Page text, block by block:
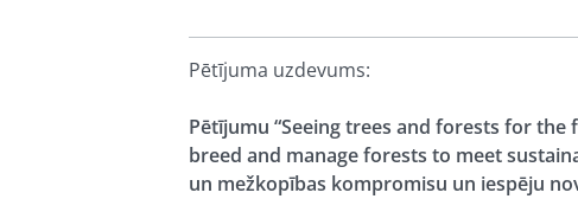
Pētījuma uzdevums:
Pētījumu “Seeing trees and forests for
breed and manage forests to meet
un mežkopības kompromisu un iespēju